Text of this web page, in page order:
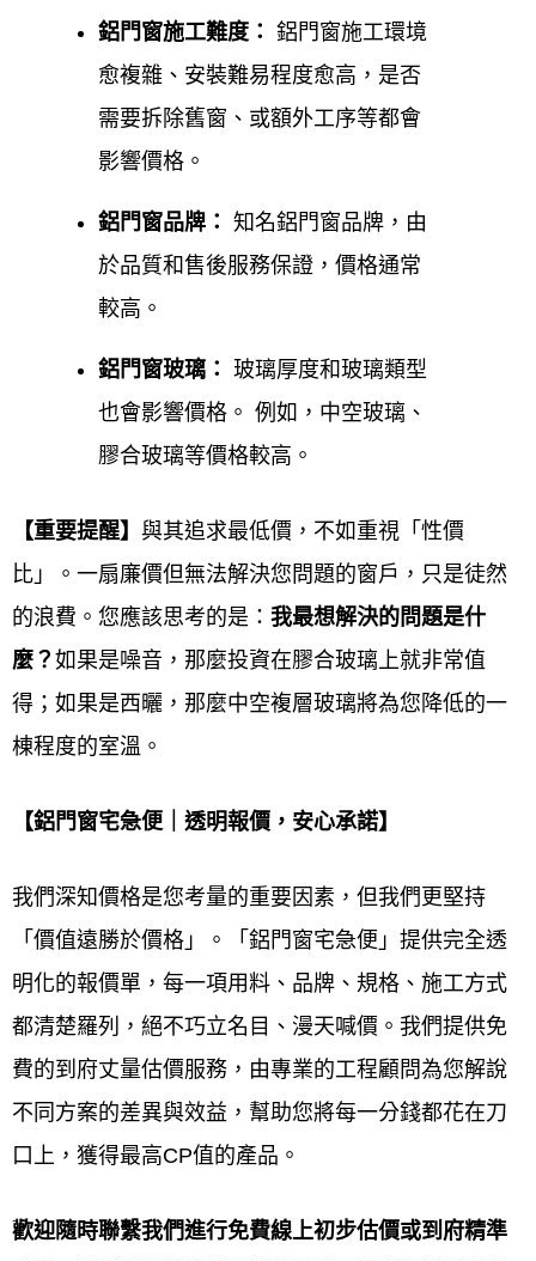
線上初步諮詢與需求提供
透過LINE、 線上表單或電話聯繫廠
商，說明您的
預算 、想改善的
問題
(如：隔音、氣密) 及想要的
傳送現場照片與 初步尺寸
依廠商要求，提供現場 門窗照片、
大約尺寸
此步驟為獲取 初步估價 的關鍵。
廠商會依您提供的資訊，提供一個
價格區間或初步報價單及施工項目
說明。
您可在此階段判斷報價是否符合期
待，決定是否進行下一步。
若初步報價可接受，則約定時間由
專業師傅到府 進行 精確丈量
及現場
環境評估。
確認完整報價方案與簽約
師傅丈量完畢後，廠商將提供包含
精確尺寸、最終價格 和施工建議的
完整報價方案 ，確認無誤後即可簽
約排程。
新竹竹東鋁門窗維修服務介紹
鋁門窗施工難度： 鋁門窗施工環境
愈複雜、安裝難易程度愈高，是否
需要拆除舊窗、或額外工序等都會
影響價格。
鋁門窗品牌： 知名鋁門窗品牌，由
於品質和售後服務保證，價格通常
較高。
鋁門窗玻璃： 玻璃厚度和玻璃類型
也會影響價格。 例如，中空玻璃、
膠合玻璃等價格較高。
【重要提醒】 與其追求最低價，不如重視「性價
比」。一扇廉價但無法解決您問題的窗戶，只是徒然
的浪費。您應該思考的是： 我最想解決的問題是什
麼？ 如果是噪音，那麼投資在膠合玻璃上就非常值
得；如果是西曬，那麼中空複層玻璃將為您降低的一
棟程度的室溫。
【鋁門窗宅急便｜透明報價，安心承諾】
我們深知價格是您考量的重要因素，但我們更堅持
「價值遠勝於價格」。「鋁門窗宅急便」提供完全透
明化的報價單，每一項用料、品牌、規格、施工方式
都清楚羅列，絕不巧立名目、漫天喊價。我們提供免
費的到府丈量估價服務，由專業的工程顧問為您解說
不同方案的差異與效益，幫助您將每一分錢都花在刀
口上，獲得最高CP值的產品。
歡迎隨時聯繫我們進行免費線上初步估價或到府精準